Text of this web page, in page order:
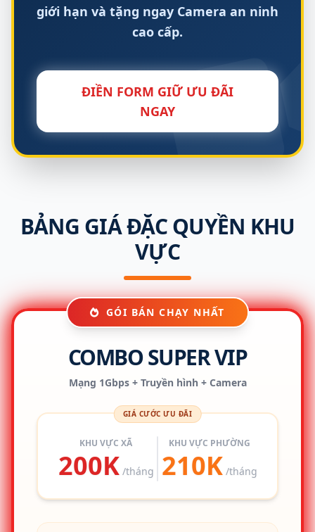
giới hạn và tặng ngay Camera an ninh
cao cấp.
ĐIỀN FORM GIỮ ƯU ĐÃI
NGAY
BẢNG GIÁ ĐẶC QUYỀN KHU
VỰC
GÓI BÁN CHẠY NHẤT
COMBO SUPER VIP
Mạng 1Gbps + Truyền hình + Camera
GIÁ CƯỚC ƯU ĐÃI
KHU VỰC XÃ
200K /tháng
KHU VỰC PHƯỜNG
210K /tháng